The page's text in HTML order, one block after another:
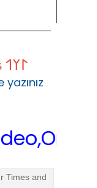
𐰃𐰠𐰯 S.Muhammed Kayaalp El-Haşimi (Musevi) Ks 𐰃𐰠𐰯
Times and